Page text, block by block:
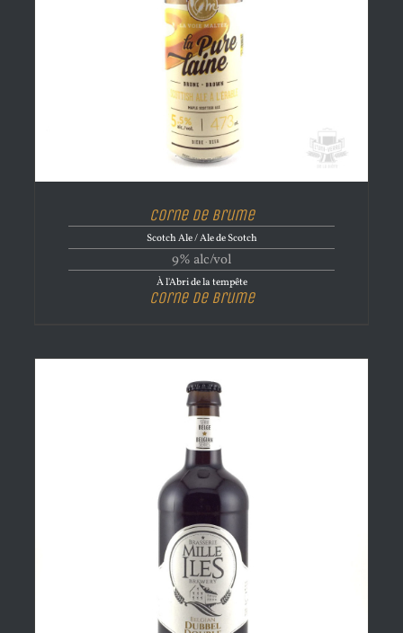
Corne de brume
Scotch Ale / Ale de Scotch
9% alc/vol
À l'Abri de la tempête
Corne de brume